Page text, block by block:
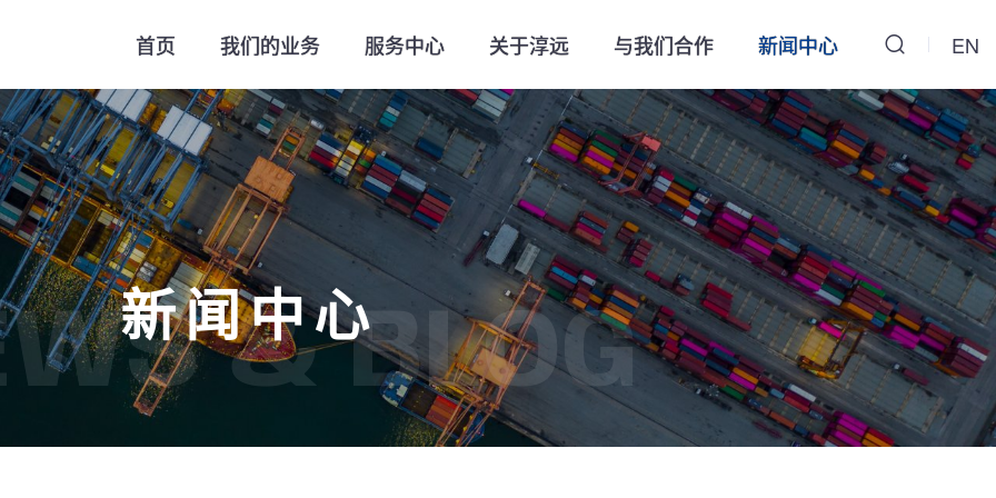
EN
首页 我们的业务 服务中心 关于淳远 与我们合作 新闻中心
新闻中心
& BLOG